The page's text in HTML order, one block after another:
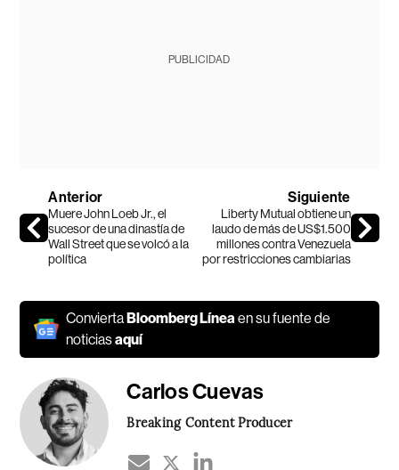
PUBLICIDAD
Anterior
Muere John Loeb Jr., el
sucesor de una dinastía de
Wall Street que se volcó a la
política
Siguiente
Liberty Mutual obtiene un
laudo de más de US$1.500
millones contra Venezuela
por restricciones cambiarias
ConviertaBloomberg Línea en su fuente de
noticiasaquí
Carlos Cuevas
Breaking Content Producer